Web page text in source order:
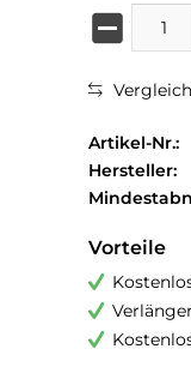
Artikel-Nr.:
Hersteller:
Vorteile